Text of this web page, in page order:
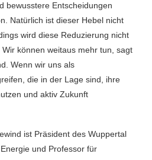
bewusstere Entscheidungen
Natürlich ist dieser Hebel nicht
wird diese Reduzierung nicht
können weitaus mehr tun, sagt
Wenn wir uns als
die in der Lage sind, ihre
und aktiv Zukunft
ist Präsident des Wuppertal
und Professor für